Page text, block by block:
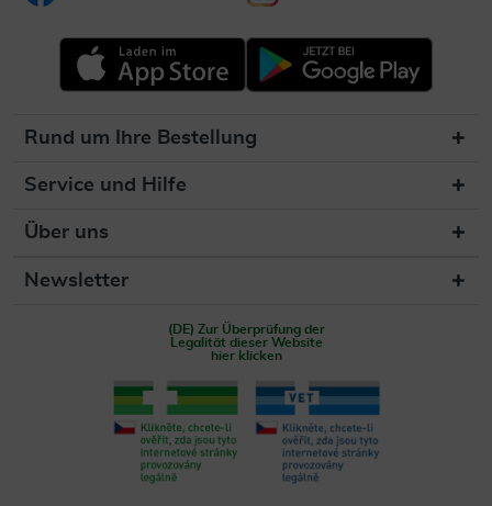
Rund um Ihre Bestellung
Service und Hilfe
Über uns
Newsletter
(DE) Zur Überprüfung der
Legalität dieser Website
hier klicken